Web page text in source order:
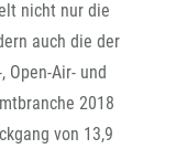
nicht nur die
auch die der
Open-Air- und
2018
von 13,9